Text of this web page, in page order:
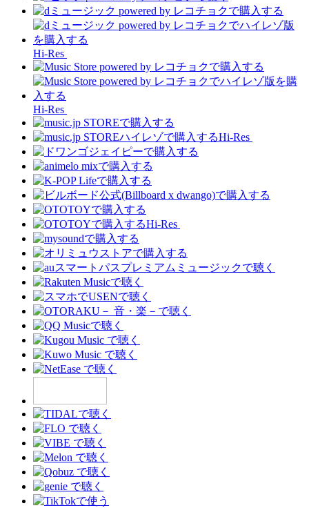
Hi-Res
Hi-Res
Hi-Res
Hi-Res